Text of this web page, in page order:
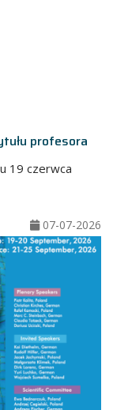
profesora
19 czerwca
07-07-2026